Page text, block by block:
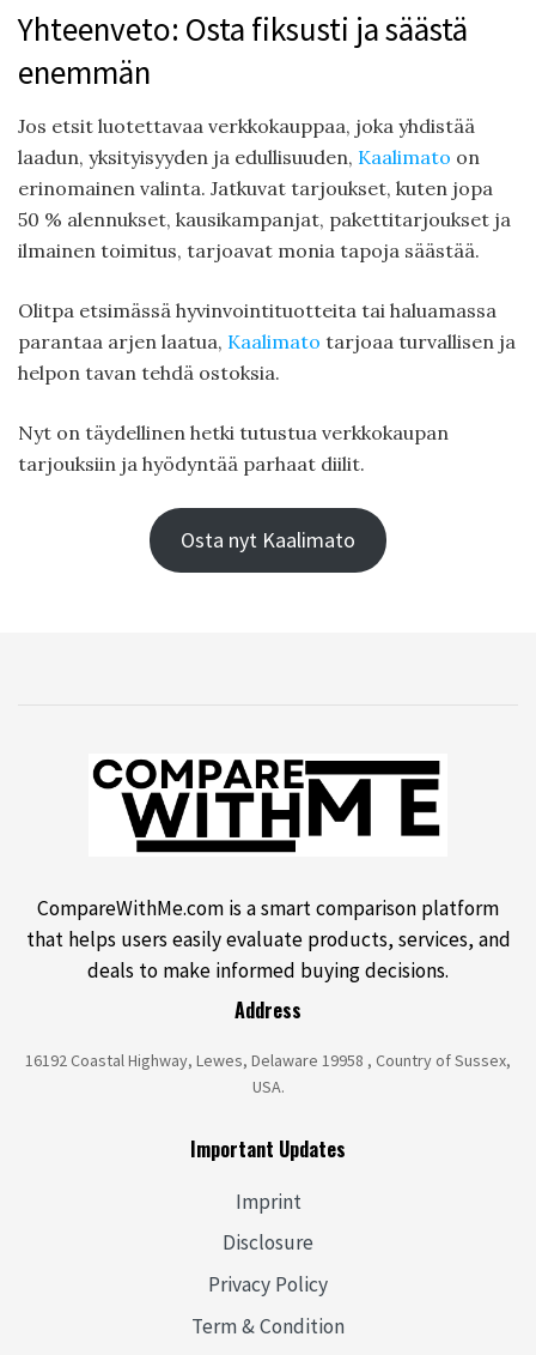
Yhteenveto: Osta fiksusti ja säästä
enemmän
Jos etsit luotettavaa verkkokauppaa, joka yhdistää
laadun, yksityisyyden ja edullisuuden, Kaalimato on
erinomainen valinta. Jatkuvat tarjoukset, kuten jopa
50 % alennukset, kausikampanjat, pakettitarjoukset ja
ilmainen toimitus, tarjoavat monia tapoja säästää.
Olitpa etsimässä hyvinvointituotteita tai haluamassa
parantaa arjen laatua, Kaalimato tarjoaa turvallisen ja
helpon tavan tehdä ostoksia.
Nyt on täydellinen hetki tutustua verkkokaupan
tarjouksiin ja hyödyntää parhaat diilit.
Osta nyt Kaalimato
CompareWithMe.com is a smart comparison platform
that helps users easily evaluate products, services, and
deals to make informed buying decisions.
Address
16192 Coastal Highway, Lewes, Delaware 19958 , Country of Sussex,
USA.
Important Updates
Imprint
Disclosure
Privacy Policy
Term & Condition